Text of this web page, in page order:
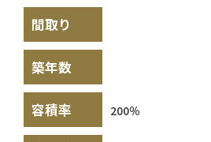
間取り
築年数
容積率 200％